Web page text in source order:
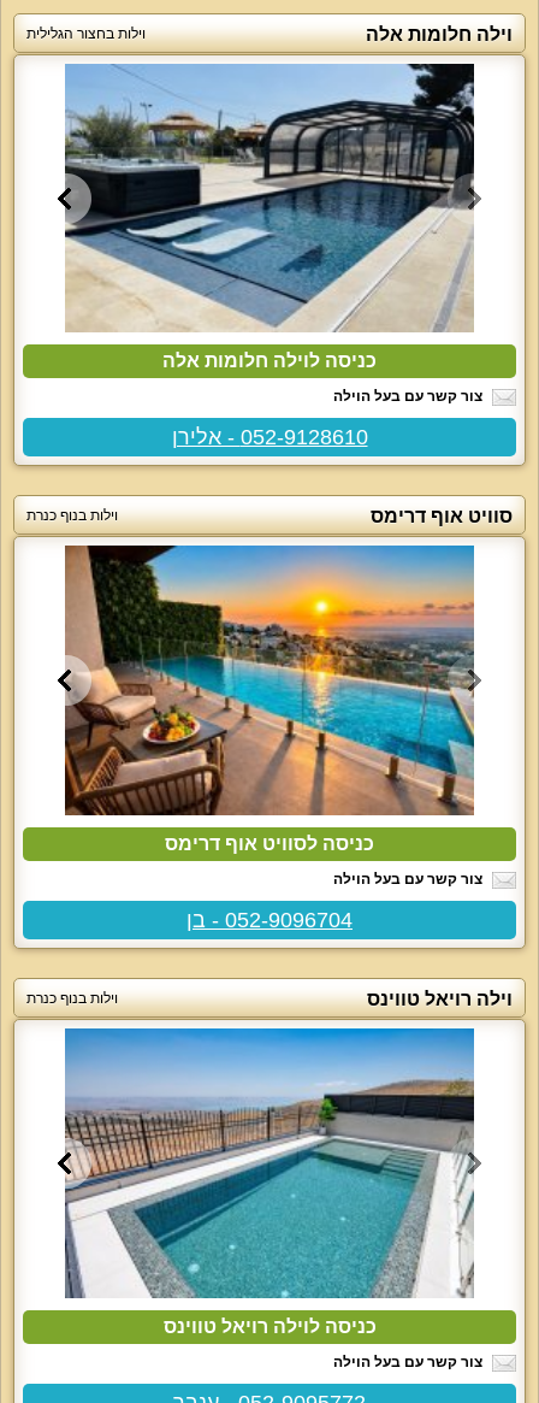
וילה חלומות אלה וילות בחצור הגלילית
כניסה לוילה חלומות אלה
צור קשר עם בעל הוילה
052-9128610 - אלירן
סוויט אוף דרימס וילות בנוף כנרת
כניסה לסוויט אוף דרימס
צור קשר עם בעל הוילה
052-9096704 - בן
וילה רויאל טווינס וילות בנוף כנרת
כניסה לוילה רויאל טווינס
צור קשר עם בעל הוילה